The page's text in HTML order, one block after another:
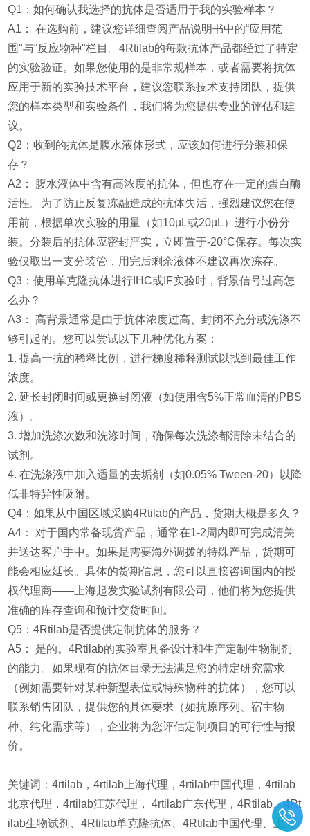
Q1：如何确认我选择的抗体是否适用于我的实验样本？
A1： 在选购前，建议您详细查阅产品说明书中的“应用范
围"与“反应物种"栏目。4Rtilab的每款抗体产品都经过了特定
的实验验证。如果您使用的是非常规样本，或者需要将抗体
应用于新的实验技术平台，建议您联系技术支持团队，提供
您的样本类型和实验条件，我们将为您提供专业的评估和建
议。
Q2：收到的抗体是腹水液体形式，应该如何进行分装和保
存？
A2： 腹水液体中含有高浓度的抗体，但也存在一定的蛋白酶
活性。为了防止反复冻融造成的抗体失活，强烈建议您在使
用前，根据单次实验的用量（如10µL或20µL）进行小份分
装。分装后的抗体应密封严实，立即置于-20°C保存。每次实
验仅取出一支分装管，用完后剩余液体不建议再次冻存。
Q3：使用单克隆抗体进行IHC或IF实验时，背景信号过高怎
么办？
A3： 高背景通常是由于抗体浓度过高、封闭不充分或洗涤不
够引起的。您可以尝试以下几种优化方案：
1. 提高一抗的稀释比例，进行梯度稀释测试以找到最佳工作
浓度。
2. 延长封闭时间或更换封闭液（如使用含5%正常血清的PBS
液）。
3. 增加洗涤次数和洗涤时间，确保每次洗涤都清除未结合的
试剂。
4. 在洗涤液中加入适量的去垢剂（如0.05% Tween-20）以降
低非特异性吸附。
Q4：如果从中国区域采购4Rtilab的产品，货期大概是多久？
A4： 对于国内常备现货产品，通常在1-2周内即可完成清关
并送达客户手中。如果是需要海外调拨的特殊产品，货期可
能会相应延长。具体的货期信息，您可以直接咨询国内的授
权代理商——上海起发实验试剂有限公司，他们将为您提供
准确的库存查询和预计交货时间。
Q5：4Rtilab是否提供定制抗体的服务？
A5： 是的。4Rtilab的实验室具备设计和生产定制生物制剂
的能力。如果现有的抗体目录无法满足您的特定研究需求
（例如需要针对某种新型表位或特殊物种的抗体），您可以
联系销售团队，提供您的具体要求（如抗原序列、宿主物
种、纯化需求等），企业将为您评估定制项目的可行性与报
价。
关键词：4rtilab，4rtilab上海代理，4rtilab中国代理，4rtilab
北京代理，4rtilab江苏代理， 4rtilab广东代理，4Rtilab、4Rt
ilab生物试剂、4Rtilab单克隆抗体、4Rtilab中国代理、上海